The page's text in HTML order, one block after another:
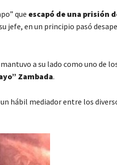
que escapó de una prisión
jefe, en un principio pasó
a su lado como uno de
Zambada.
hábil mediador entre los